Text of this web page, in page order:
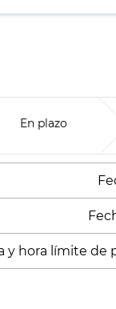
En plazo
y hora límite de